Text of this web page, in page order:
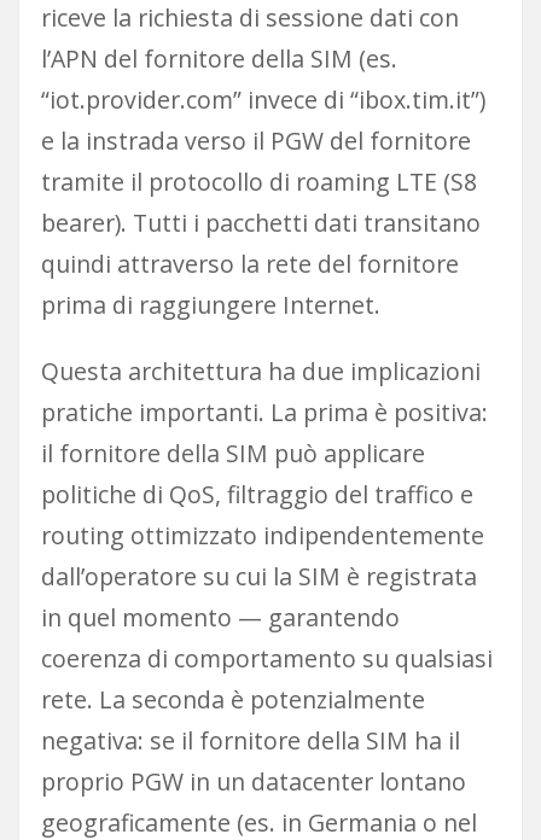
riceve la richiesta di sessione dati con
l’APN del fornitore della SIM (es.
“iot.provider.com” invece di “ibox.tim.it”)
e la instrada verso il PGW del fornitore
tramite il protocollo di roaming LTE (S8
bearer). Tutti i pacchetti dati transitano
quindi attraverso la rete del fornitore
prima di raggiungere Internet.
Questa architettura ha due implicazioni
pratiche importanti. La prima è positiva:
il fornitore della SIM può applicare
politiche di QoS, filtraggio del traffico e
routing ottimizzato indipendentemente
dall’operatore su cui la SIM è registrata
in quel momento — garantendo
coerenza di comportamento su qualsiasi
rete. La seconda è potenzialmente
negativa: se il fornitore della SIM ha il
proprio PGW in un datacenter lontano
geograficamente (es. in Germania o nel